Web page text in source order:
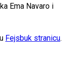
Ema Navaro i
Fejsbuk stranicu.